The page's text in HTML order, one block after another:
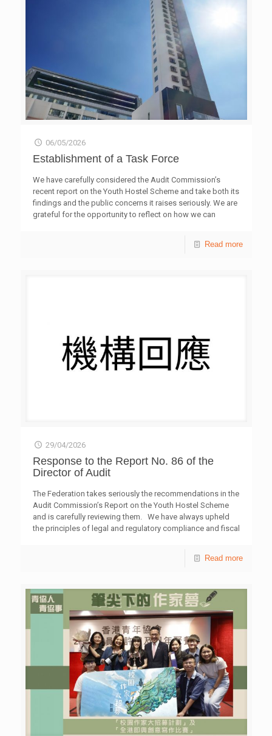
中醫理論奠基之作，當然不乏中國藥物巨典《本草綱目》。
趙文海提到，中國首位諾貝爾生理學獎得獎者屠呦呦，亦受
東晉名醫葛洪著作《肘後備急方》中「青蒿一握，以水二升
漬，絞取汁，盡服之」啟發，發現傳統高溫水煎法會破壞青
蒿成分，改用沸點較低的乙醚提取，成功研發抗瘧疾藥物
「青蒿素」。 中醫至今已普及至歐美等全球 200 多個國家
與地區，並於「一帶一路」沿線國家落地生根。趙文海以其
流派天池傷科為例，概括中醫傳承之秘訣：有根、有魂、有
承。天池傷科自清代起紮根民間，實踐「治腎亦治骨」精
神，令天池學術思想代代相傳，正是中醫薪火相傳之妙。
航太迷學生大開眼界 學到很多科學知識 就讀萬鈞伯裘書
和航空相關的知識，平日更會研讀《航太科技大全》、《天
體星球大百科》等書籍，他認為講堂比想像中學習到更多知
識。[…]
06/05/2026
Establishment of a Task Force
We have carefully considered the Audit Commission’s
recent report on the Youth Hostel Scheme and take both its
findings and the public concerns it raises seriously. We are
grateful for the opportunity to reflect on how we can
Youth Affairs Bureau (HYAB) yesterday (5 May) to discuss
Read more
29/04/2026
Response to the Report No. 86 of the
Director of Audit
The Federation takes seriously the recommendations in the
Audit Commission’s Report on the Youth Hostel Scheme
and is carefully reviewing them. We have always upheld
the principles of legal and regulatory compliance and fiscal
quotation procedures, with all decisions assessed fairly
implemented during a period marked by social unrest and
the pandemic, which created significant logistical and
operational disruptions. Procurement of furniture and
equipment also incurred extra[…]
Read more